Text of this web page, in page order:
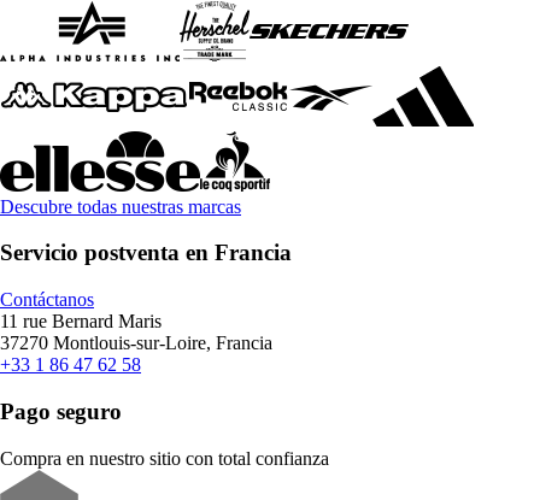
Descubre todas nuestras marcas
Servicio postventa en Francia
Contáctanos
11 rue Bernard Maris
37270 Montlouis-sur-Loire, Francia
+33 1 86 47 62 58
Pago seguro
Compra en nuestro sitio con total confianza